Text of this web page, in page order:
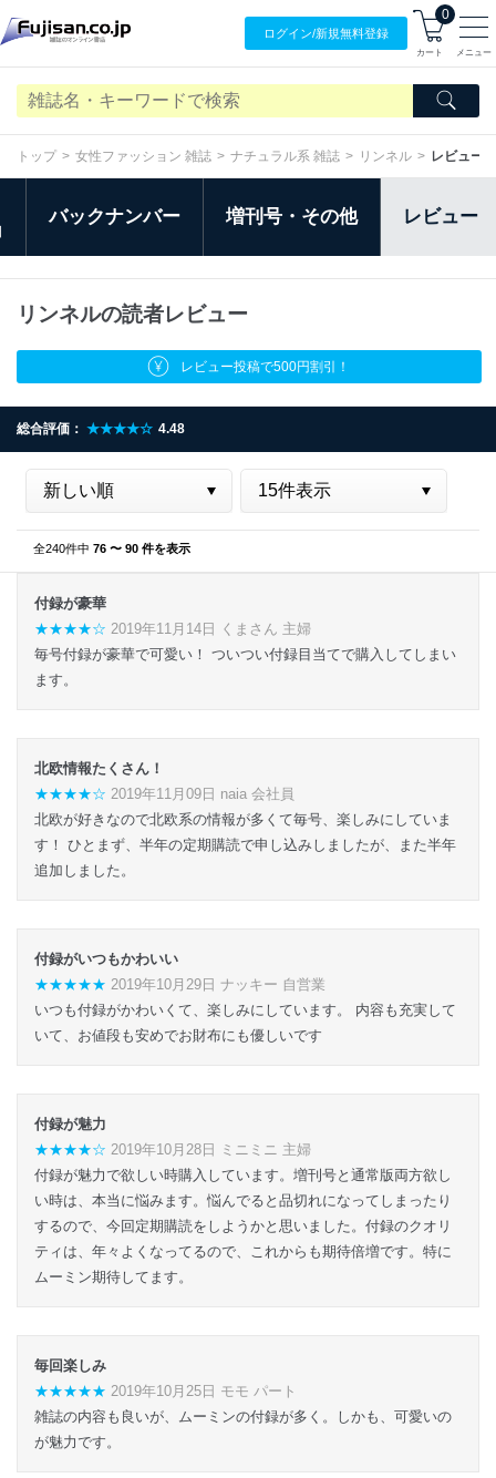
ログイン/新規無料登録
0
カート メニュー
トップ 女性ファッション 雑誌 ナチュラル系 雑誌 リンネル レビュー
バックナンバー 増刊号・その他 レビュー
リンネルの読者レビュー
レビュー投稿で500円割引！
総合評価： ★★★★☆ 4.48
全240件中 76 〜 90 件を表示
付録が豪華
★★★★☆ 2019年11月14日 くまさん 主婦
毎号付録が豪華で可愛い！ ついつい付録目当てで購入してしまい
ます。
北欧情報たくさん！
★★★★☆ 2019年11月09日 naia 会社員
北欧が好きなので北欧系の情報が多くて毎号、楽しみにしていま
す！ ひとまず、半年の定期購読で申し込みしましたが、また半年
追加しました。
付録がいつもかわいい
★★★★★ 2019年10月29日 ナッキー 自営業
いつも付録がかわいくて、楽しみにしています。 内容も充実して
いて、お値段も安めでお財布にも優しいです
付録が魅力
★★★★☆ 2019年10月28日 ミニミニ 主婦
付録が魅力で欲しい時購入しています。増刊号と通常版両方欲し
い時は、本当に悩みます。悩んでると品切れになってしまったり
するので、今回定期購読をしようかと思いました。付録のクオリ
ティは、年々よくなってるので、これからも期待倍増です。特に
ムーミン期待してます。
毎回楽しみ
★★★★★ 2019年10月25日 モモ パート
雑誌の内容も良いが、ムーミンの付録が多く。しかも、可愛いの
が魅力です。